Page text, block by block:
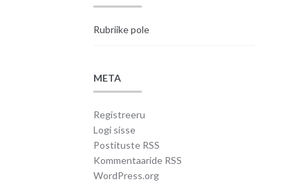
Rubriike pole
META
Registreeru
Logi sisse
Postituste RSS
Kommentaaride RSS
WordPress.org